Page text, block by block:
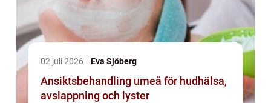
02 juli 2026 Eva Sjöberg
Ansiktsbehandling umeå för hudhälsa,
avslappning och lyster